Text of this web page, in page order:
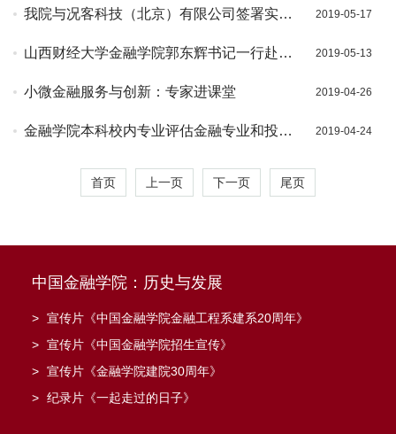
产品年度奖评委并主持圆桌论坛
我院与况客科技（北京）有限公司签署实习
2019-05-17
山西财经大学金融学院郭东辉书记一行赴我
2019-05-13
小微金融服务与创新：专家进课堂 2019-04-26
金融学院本科校内专业评估金融专业和投资
2019-04-24
首页 上一页 下一页 尾页
中国金融学院：历史与发展
> 宣传片《中国金融学院金融工程系建系20周年》
> 宣传片《中国金融学院招生宣传》
> 宣传片《金融学院建院30周年》
> 纪录片《一起走过的日子》